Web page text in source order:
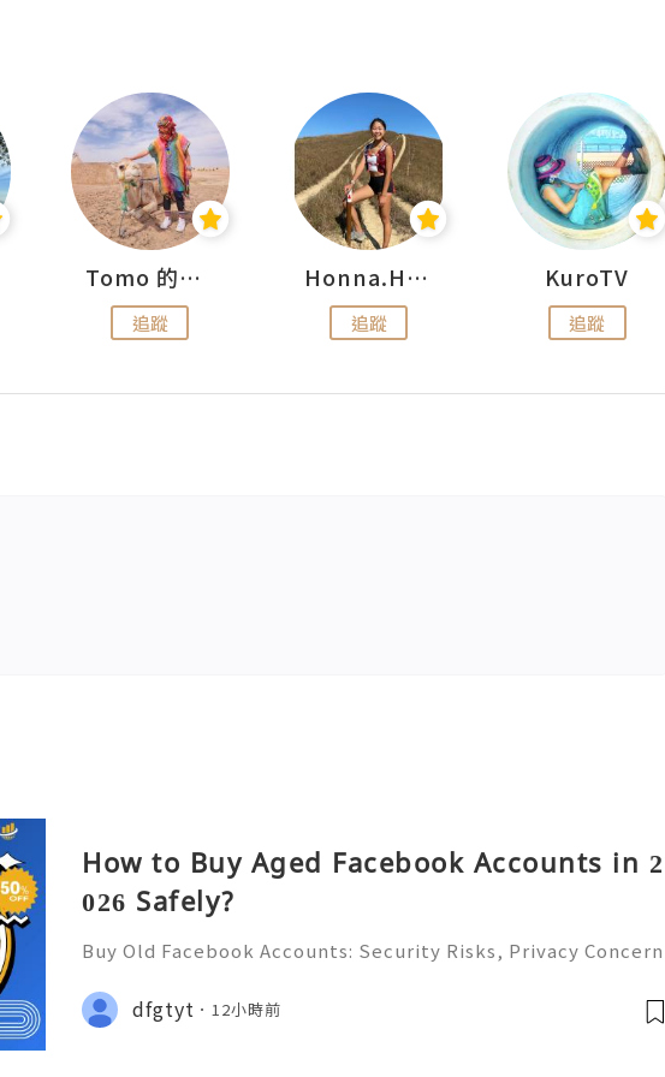
Tomo 的快樂宇宙
追蹤
Honna.H 出走
追蹤
KuroTV
追蹤
How to Buy Aged Facebook Accounts in 2
026 Safely?
Buy Old Facebook Accounts: Security Risks, Privacy Concern
📞📩 We’re always ready to help you 24/7! 😊💯🔥 💼⏰📩🌟
🌐✨ We are available online 24/7 💼
dfgtyt 12小時前